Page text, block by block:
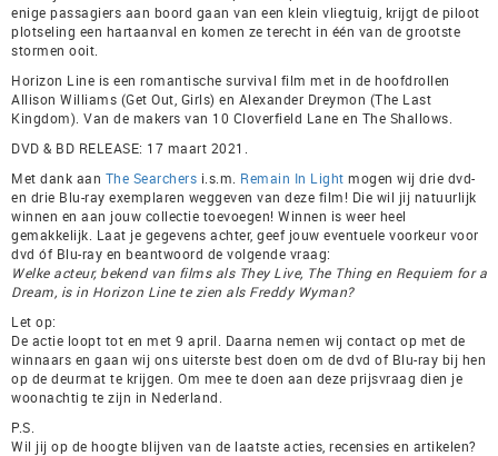
enige passagiers aan boord gaan van een klein vliegtuig, krijgt de piloot
plotseling een hartaanval en komen ze terecht in één van de grootste
stormen ooit.
Horizon Line is een romantische survival film met in de hoofdrollen
Allison Williams (Get Out, Girls) en Alexander Dreymon (The Last
Kingdom). Van de makers van 10 Cloverfield Lane en The Shallows.
DVD & BD RELEASE: 17 maart 2021.
Met dank aan The Searchers i.s.m. Remain In Light mogen wij drie dvd-
en drie Blu-ray exemplaren weggeven van deze film! Die wil jij natuurlijk
winnen en aan jouw collectie toevoegen! Winnen is weer heel
gemakkelijk. Laat je gegevens achter, geef jouw eventuele voorkeur voor
dvd óf Blu-ray en beantwoord de volgende vraag:
Welke acteur, bekend van films als They Live, The Thing en Requiem for a
Dream, is in Horizon Line te zien als Freddy Wyman?
Let op:
De actie loopt tot en met 9 april. Daarna nemen wij contact op met de
winnaars en gaan wij ons uiterste best doen om de dvd of Blu-ray bij hen
op de deurmat te krijgen. Om mee te doen aan deze prijsvraag dien je
woonachtig te zijn in Nederland.
P.S.
Wil jij op de hoogte blijven van de laatste acties, recensies en artikelen?